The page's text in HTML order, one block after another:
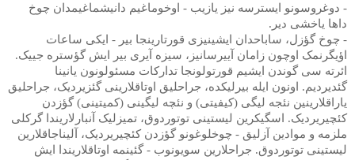
- دوغروسونو ایسترسه نیز یازیب - اوخوماغیم دانیشماغیمدان چوخ
داها یاخشی دیر.
- چوخ گؤزل، ساباحدان ایشینیزی قورتارینجا بیر - ایکی ساعات
اؤیگرنمک اوچون زامان آییرسانیز، سیزه آیری بیر ایش گؤستره جییک.
ائرته سی گوندن ایشیم قورتولونجا تدارکات مسئولونون یانینا
گئدیردیم. اونون ایله بیرلیکده، جراحلیق اوتاقلارینی گئزیردیک، جراحلیق
یاراقلارینین نئجه لیگی (کیفیتی) و نئچه لیگینی (کمیتینی) گؤزدن
کئچیریردیک. اسگیکرین لیستینی توتوردوق، تمیزلیک آنبارلاریندا گرکلی
ملزمه و موادین آزلیق - چوخلوغونو گؤزدن کئچیریردیک، آلیناجاقلارین
لیستینی توتوردوق. جراحلارین سویونوب - گئینمه اوتاقلاریندا ایش